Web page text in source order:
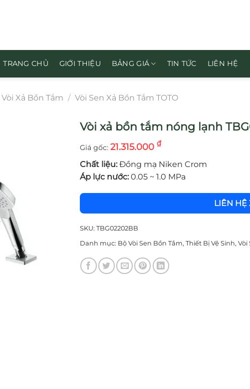
TRANG CHỦ GIỚI THIỆU BẢNG GIÁ TIN TỨC LIÊN HỆ
Vòi Xả Bồn Tắm / Vòi Sen Xả Bồn Tắm TOTO
Vòi xả bồn tắm nóng lạnh
21.315.000 ₫
Chất liệu:Đồng mạ Niken Crom
Áp lực nước:0.05 ~ 1.0 MPa
LIÊN HỆ
SKU: TBG02202BB
Danh mục: Bộ Vòi Sen Bồn Tắm, Thiết Bị Vệ Sinh, Vòi